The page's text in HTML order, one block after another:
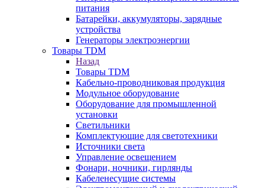
питания
Батарейки, аккумуляторы, зарядные
устройства
Генераторы электроэнергии
Товары TDM
Назад
Товары TDM
Кабельно-проводниковая продукция
Модульное оборудование
Оборудование для промышленной
установки
Светильники
Комплектующие для светотехники
Источники света
Управление освещением
Фонари, ночники, гирлянды
Кабеленесущие системы